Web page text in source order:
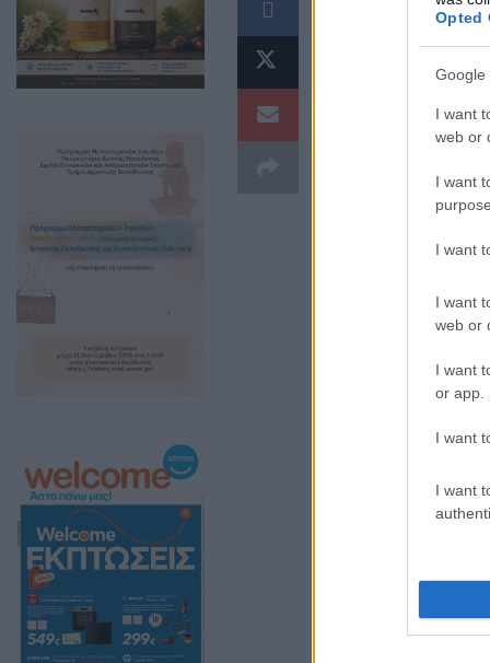
Opted
Google
I want
web or
I want
I want
I want
web or
I want
or app.
I want
I want
Εκεί που ο
Η Ποντοκώμη
Ποντοκώμης
Ελάτε να
από τον Πόντο